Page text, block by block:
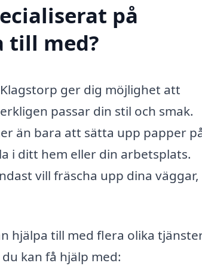
på
till med?
ger dig möjlighet att
passar din stil och smak.
än bara att sätta upp papper
i ditt hem eller din arbetsplats.
vill fräscha upp dina väggar,
hjälpa till med flera olika
kan få hjälp med: